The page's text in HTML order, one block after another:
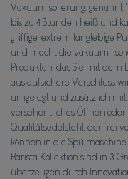
Vakuumisolierung,
bis zu 4 Stunden heiß und
griffige, extrem langlebige
und macht die vakuum-
Produkten, das Sie mit dem
auslaufsichere Verschluss
umgelegt und zusätzlich
versehentliches Öffnen
Qualitätsedelstahl, der frei
können in die
Barista Kollektion sind in 3
überzeugen durch